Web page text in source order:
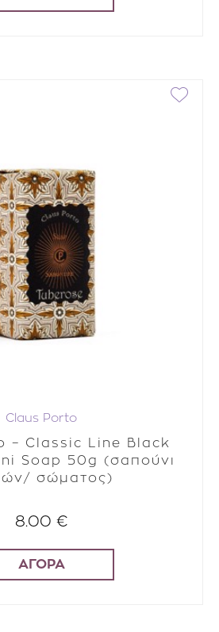
Claus Porto
– Classic Line Black
Soap 50g (σαπούνι
σώματος)
8.00 €
ΑΓΟΡΑ